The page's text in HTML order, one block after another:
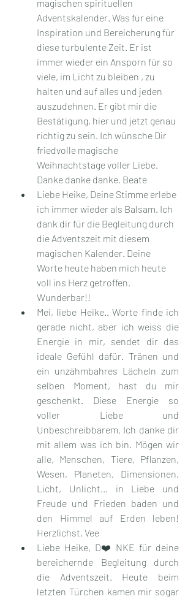
magischen spirituellen
Adventskalender. Was für eine
Inspiration und Bereicherung für
diese turbulente Zeit. Er ist
immer wieder ein Ansporn für so
viele, im Licht zu bleiben , zu
halten und auf alles und jeden
auszudehnen. Er gibt mir die
Bestätigung, hier und jetzt genau
richtig zu sein. Ich wünsche Dir
friedvolle magische
Weihnachtstage voller Liebe.
Danke danke danke. Beate
Liebe Heike, Deine Stimme erlebe
ich immer wieder als Balsam. Ich
dank dir für die Begleitung durch
die Adventszeit mit diesem
magischen Kalender. Deine
Worte heute haben mich heute
voll ins Herz getroffen.
Wunderbar!!
Mei, liebe Heike.. Worte finde ich
gerade nicht, aber ich weiss die
Energie in mir, sendet dir das
ideale Gefühl dafür. Tränen und
ein unzähmbahres Lächeln zum
selben Moment, hast du mir
geschenkt. Diese Energie so
voller Liebe und
Unbeschreibbarem. Ich danke dir
mit allem was ich bin. Mögen wir
alle, Menschen, Tiere, Pflanzen,
Wesen, Planeten, Dimensionen,
Licht, Unlicht... in Liebe und
Freude und Frieden baden und
den Himmel auf Erden leben!
Herzlichst, Vee
Liebe Heike, D❤️NKE für deine
bereichernde Begleitung durch
die Adventszeit. Heute beim
letzten Türchen kamen mir sogar